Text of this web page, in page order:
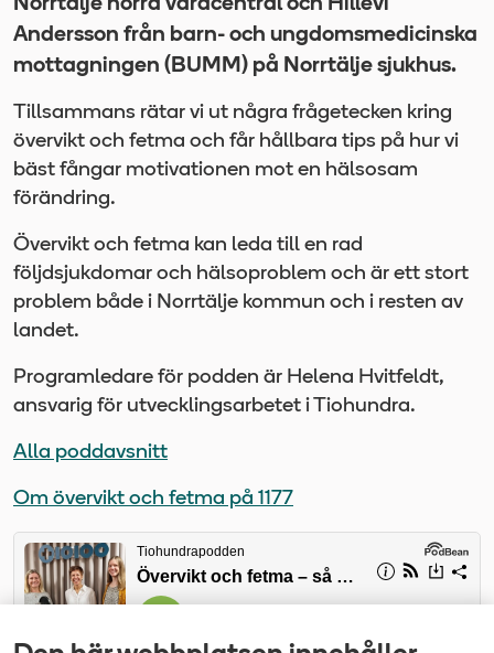
Andersson från barn- och ungdomsmedicinska
mottagningen (BUMM) på Norrtälje sjukhus.
Tillsammans rätar vi ut några frågetecken kring
övervikt och fetma och får hållbara tips på hur vi
bäst fångar motivationen mot en hälsosam
förändring.
Övervikt och fetma kan leda till en rad
följdsjukdomar och hälsoproblem och är ett stort
problem både i Norrtälje kommun och i resten av
landet.
Programledare för podden är Helena Hvitfeldt,
ansvarig för utvecklingsarbetet i Tiohundra.
Alla poddavsnitt
Om övervikt och fetma på 1177